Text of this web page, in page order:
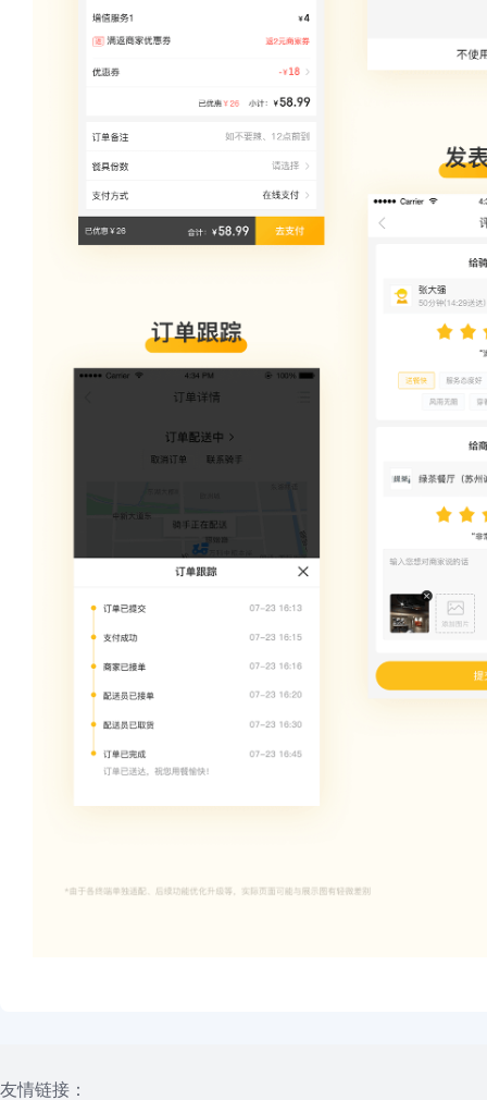
友情链接：